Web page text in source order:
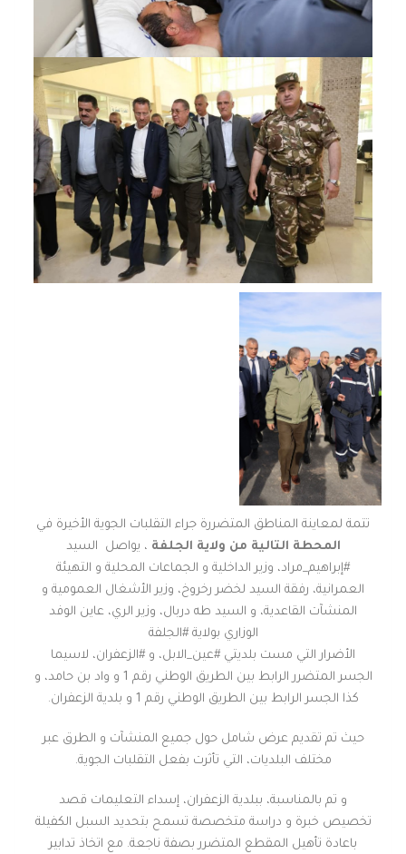
تتمة لمعاينة المناطق المتضررة جراء التقلبات الجوية الأخيرة في
المحطة التالية من ولاية الجلفة ، يواصل السيد
#إبراهيم_مراد، وزير الداخلية و الجماعات المحلية و التهيئة
العمرانية، رفقة السيد لخضر رخروخ، وزير الأشغال العمومية و
المنشآت القاعدية، و السيد طه دربال، وزير الري، عاين الوفد
الوزاري بولاية #الجلفة
الأضرار التي مست بلديتي #عين_الابل، و #الزعفران، لاسيما
الجسر المتضرر الرابط بين الطريق الوطني رقم 1 و واد بن حامد، و
كذا الجسر الرابط بين الطريق الوطني رقم 1 و بلدية الزعفران.
حيث تم تقديم عرض شامل حول جميع المنشآت و الطرق عبر
مختلف البلديات، التي تأثرت بفعل التقلبات الجوية.
و تم بالمناسبة، ببلدية الزعفران، إسداء التعليمات قصد
تخصيص خبرة و دراسة متخصصة تسمح بتحديد السبل الكفيلة
باعادة تأهيل المقطع المتضرر بصفة ناجعة. مع اتخاذ تدابير